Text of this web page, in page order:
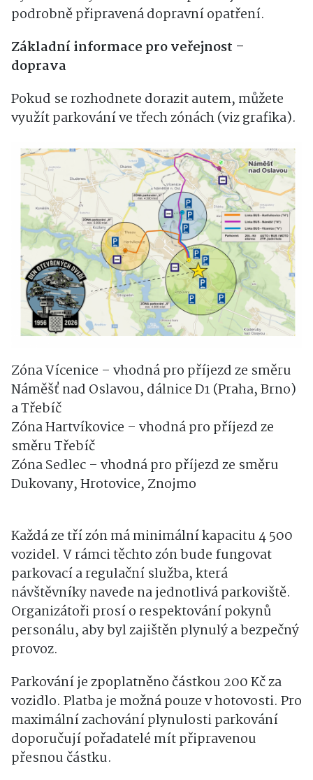
podrobně připravená dopravní opatření.
Základní informace pro veřejnost –
doprava
Pokud se rozhodnete dorazit autem, můžete
využít parkování ve třech zónách (viz grafika).
Zóna Vícenice – vhodná pro příjezd ze směru
Náměšť nad Oslavou, dálnice D1 (Praha, Brno)
a Třebíč
Zóna Hartvíkovice – vhodná pro příjezd ze
směru Třebíč
Zóna Sedlec – vhodná pro příjezd ze směru
Dukovany, Hrotovice, Znojmo
Každá ze tří zón má minimální kapacitu 4 500
vozidel. V rámci těchto zón bude fungovat
parkovací a regulační služba, která
návštěvníky navede na jednotlivá parkoviště.
Organizátoři prosí o respektování pokynů
personálu, aby byl zajištěn plynulý a bezpečný
provoz.
Parkování je zpoplatněno částkou 200 Kč za
vozidlo. Platba je možná pouze v hotovosti. Pro
maximální zachování plynulosti parkování
doporučují pořadatelé mít připravenou
přesnou částku.